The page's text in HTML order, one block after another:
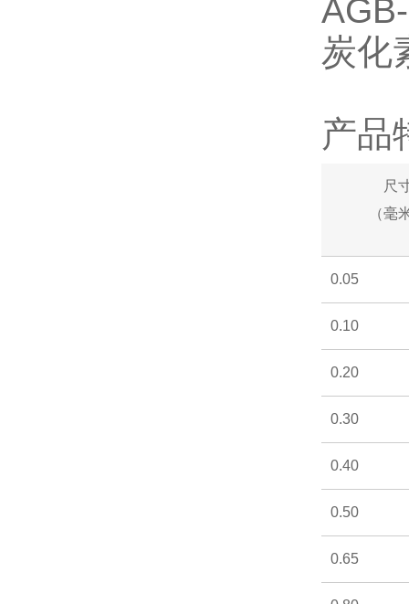
炭化
产品
尺
（毫
0.05
0.10
0.20
0.30
0.40
0.50
0.65